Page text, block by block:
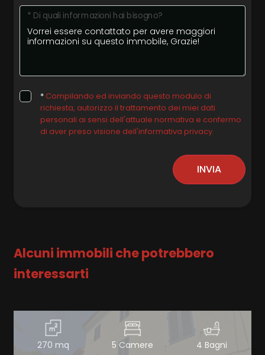
* Di quali informazioni hai bisogno?
* Compilando ed inviando questo modulo di
richiesta, autorizzo il trattamento dei miei dati
personali ai sensi dell'attuale normativa e confermo
di aver preso visione dell'informativa privacy.
INVIA
Alcuni immobili che potrebbero
interessarti
270 mq 5 Camere 4 Bagni